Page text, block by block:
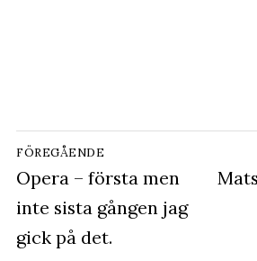
Inläggsnavigering
FÖREGÅENDE
Föregående
inlägg:
Opera – första men
inte sista gången jag
gick på det.